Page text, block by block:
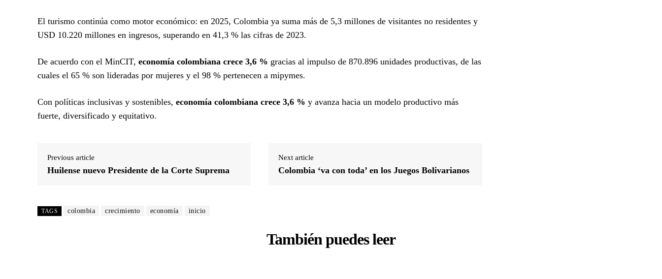
El turismo continúa como motor económico: en 2025, Colombia ya suma más de 5,3 millones de visitantes no residentes y
USD 10.220 millones en ingresos, superando en 41,3 % las cifras de 2023.
De acuerdo con el MinCIT, economía colombiana crece 3,6 % gracias al impulso de 870.896 unidades productivas, de las
cuales el 65 % son lideradas por mujeres y el 98 % pertenecen a mipymes.
Con políticas inclusivas y sostenibles, economía colombiana crece 3,6 % y avanza hacia un modelo productivo más
fuerte, diversificado y equitativo.
Previous article
Huilense nuevo Presidente de la Corte Suprema
Next article
Colombia ‘va con toda’ en los Juegos Bolivarianos
TAGS colombia crecimiento economía inicio
También puedes leer